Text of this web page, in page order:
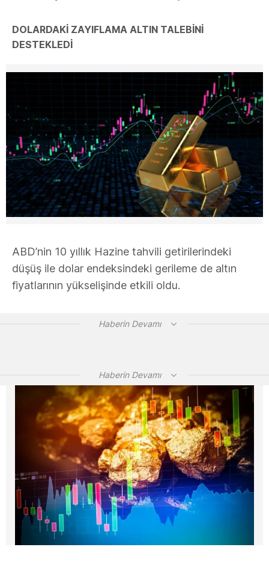
DOLARDAKİ ZAYIFLAMA ALTIN TALEBİNİ
DESTEKLEDİ
ABD’nin 10 yıllık Hazine tahvili getirilerindeki
düşüş ile dolar endeksindeki gerileme de altın
fiyatlarının yükselişinde etkili oldu.
Haberin Devamı
Haberin Devamı